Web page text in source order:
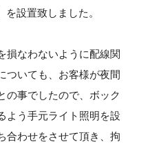
設置致しました。
損なわないように配線関
ついても、お客様が夜間
の事でしたので、ボック
よう手元ライト照明を設
合わせをさせて頂き、拘